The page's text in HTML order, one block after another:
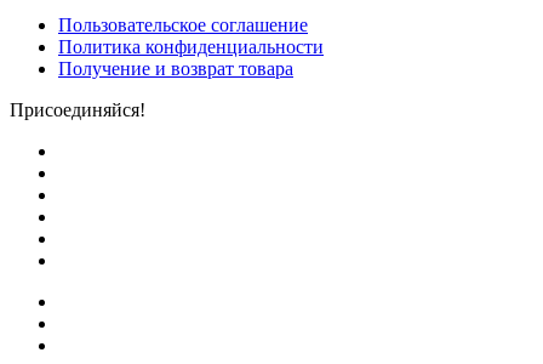
Пользовательское соглашение
Политика конфиденциальности
Получение и возврат товара
Присоединяйся!